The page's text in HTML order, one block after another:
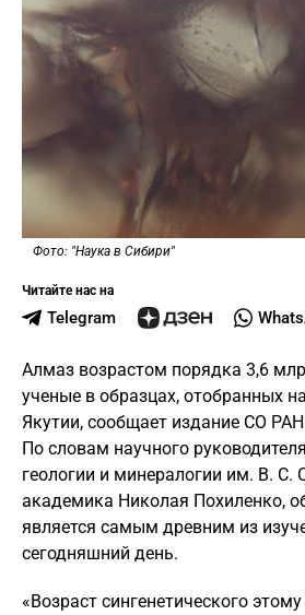
Фото: "Наука в Сибири"
Читайте нас на
Telegram
Алмаз возрастом порядка 3,6
ученые в образцах, отобранных
Якутии, сообщает издание СО
По словам научного
геологии и минералогии им. В. С.
академика Николая Похиленко,
является самым древним из
сегодняшний день.
«Возраст сингенетического